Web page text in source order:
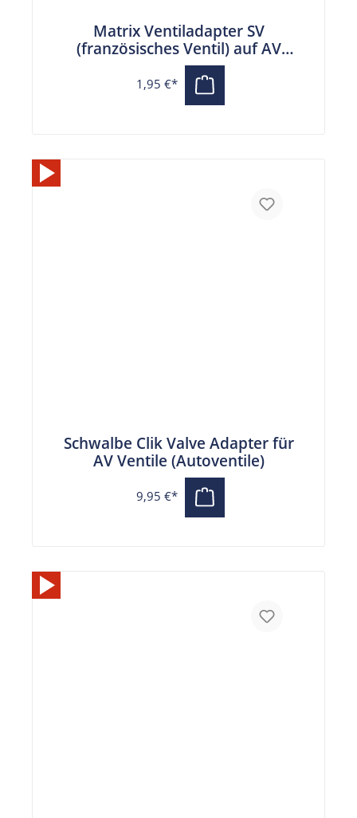
Matrix Ventiladapter SV
(französisches Ventil) auf AV
(Autoventil)
1,95 €*
Schwalbe Clik Valve Adapter für
AV Ventile (Autoventile)
9,95 €*